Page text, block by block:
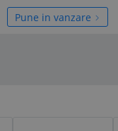
Pune in vanzare